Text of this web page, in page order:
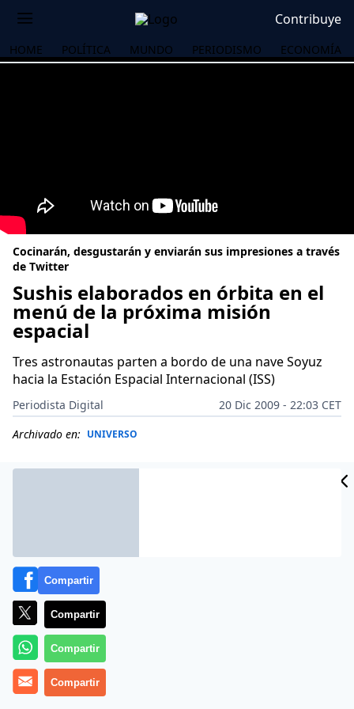
Contribuye
HOME POLÍTICA MUNDO PERIODISMO ECONOMÍA
Cocinarán, desgustarán y enviarán sus impresiones a través
de Twitter
Sushis elaborados en órbita en el
menú de la próxima misión
espacial
Tres astronautas parten a bordo de una nave Soyuz
hacia la Estación Espacial Internacional (ISS)
Periodista Digital
20 Dic 2009 - 22:03 CET
Archivado en: UNIVERSO
Tres astronautas (un ruso, un estadounidense y un
Compartir
Compartir
Compartir
Compartir